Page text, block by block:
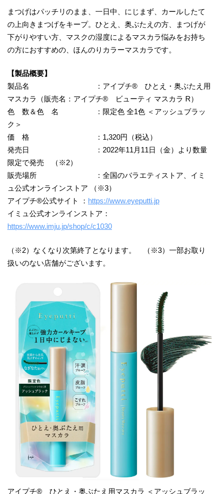
まつげはパッチリのまま、一日中、にじまず、カールしたて
の上向きまつげをキープ。ひとえ、奥ぶたえの方、まつげが
下がりやすい方、マスクの湿度によるマスカラ悩みをお持ち
の方におすすめの、ほんのりカラーマスカラです。
【製品概要】
製品名 ：アイプチ® ひとえ・奥ぶたえ用
マスカラ（販売名：アイプチ® ビューティ マスカラ R）
色 数＆色 名 ：限定色 全1色 ＜アッシュブラッ
ク＞
価 格 ：1,320円（税込）
発売日 ：2022年11月11日（金）より数量
限定で発売 （※2）
販売場所 ：全国のバラエティストア、イミ
ュ公式オンラインストア （※3）
アイプチ®公式サイト ： https://www.eyeputti.jp
イミュ公式オンラインストア：
https://www.imju.jp/shop/c/c1030
（※2）なくなり次第終了となります。 （※3）一部お取り
扱いのない店舗がございます。
アイプチ® ひとえ・奥ぶたえ用マスカラ ＜アッシュブラッ